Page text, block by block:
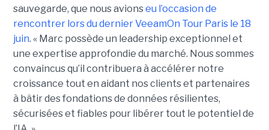
sauvegarde, que nous avionseu l’occasion de
rencontrer lors du dernier VeeamOn Tour Paris le 18
juin. « Marc possède un leadership exceptionnel et
une expertise approfondie du marché. Nous sommes
convaincus qu’il contribuera à accélérer notre
croissance tout en aidant nos clients et partenaires
à bâtir des fondations de données résilientes,
sécurisées et fiables pour libérer tout le potentiel de